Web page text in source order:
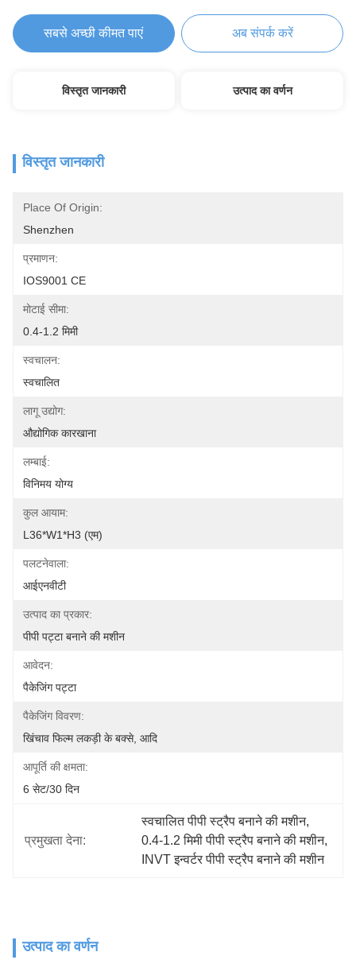
सबसे अच्छी कीमत पाएं अब संपर्क करें
विस्तृत जानकारी उत्पाद का वर्णन
विस्तृत जानकारी
Place Of Origin:
Shenzhen
प्रमाणन:
IOS9001 CE
मोटाई सीमा:
0.4-1.2 मिमी
स्वचालन:
स्वचालित
लागू उद्योग:
औद्योगिक कारखाना
लम्बाई:
विनिमय योग्य
कुल आयाम:
L36*W1*H3 (एम)
पलटनेवाला:
आईएनवीटी
उत्पाद का प्रकार:
पीपी पट्टा बनाने की मशीन
आवेदन:
पैकेजिंग पट्टा
पैकेजिंग विवरण:
खिंचाव फिल्म लकड़ी के बक्से, आदि
आपूर्ति की क्षमता:
6 सेट/30 दिन
प्रमुखता देना:
स्वचालित पीपी स्ट्रैप बनाने की मशीन,
0.4-1.2 मिमी पीपी स्ट्रैप बनाने की मशीन
INVT इन्वर्टर पीपी स्ट्रैप बनाने की मशीन
उत्पाद का वर्णन